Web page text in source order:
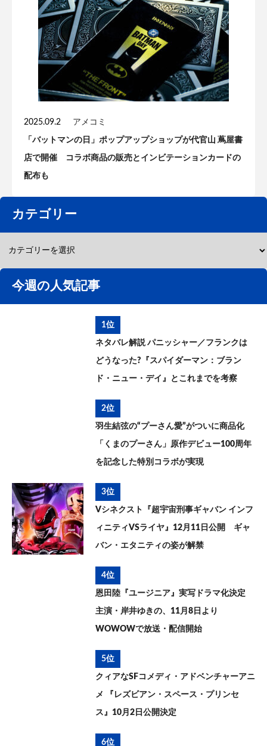
2025.09.2 アメコミ
「バットマンの日」ポップアップショップが代官山 蔦屋書
店で開催 コラボ商品の販売とインビテーションカードの
配布も
カテゴリー
今週の人気記事
1位
ネタバレ解説 パニッシャー／フランクは
どうなった?『スパイダーマン：ブラン
ド・ニュー・デイ』とこれまでを考察
2位
羽生結弦の“プーさん愛”がついに商品化
「くまのプーさん」原作デビュー100周年
を記念した特別コラボが実現
3位
Vシネクスト『超宇宙刑事ギャバン インフ
ィニティVSライヤ』12月11日公開 ギャ
バン・エタニティの姿が解禁
4位
恩田陸『ユージニア』実写ドラマ化決定
主演・岸井ゆきの、11月8日より
WOWOWで放送・配信開始
5位
クィアなSFコメディ・アドベンチャーアニ
メ 『レズビアン・スペース・プリンセ
ス』10月2日公開決定
6位